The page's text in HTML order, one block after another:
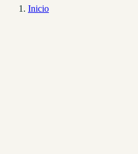
Inicio